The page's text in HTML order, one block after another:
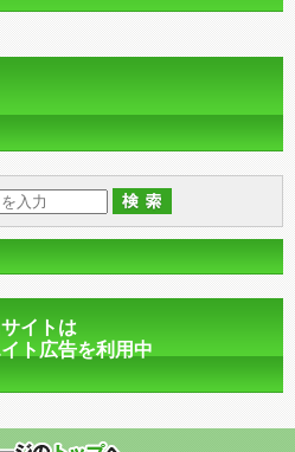
イトは
ト広告を利用中